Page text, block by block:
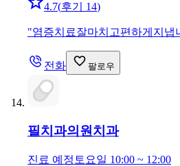
4.7(후기 14)
"염증치료잘마치고편하게지냅
전화 팔로우
필치과의원 치과
진료 예정 토요일 10:00 ~ 12:00